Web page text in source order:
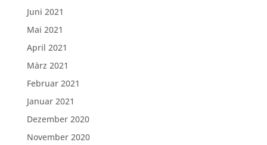
Juni 2021
Mai 2021
April 2021
März 2021
Februar 2021
Januar 2021
Dezember 2020
November 2020